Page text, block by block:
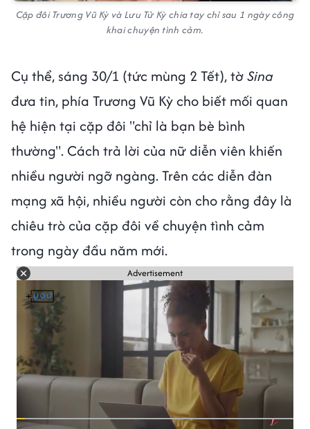
Cặp đôi Trương Vũ Kỳ và Lưu Tử Kỳ chia tay chỉ sau 1 ngày công
khai chuyện tình cảm.
Cụ thể, sáng 30/1 (tức mùng 2 Tết), tờSina
đưa tin, phía Trương Vũ Kỳ cho biết mối quan
hệ hiện tại cặp đôi "chỉ là bạn bè bình
thường". Cách trả lời của nữ diễn viên khiến
nhiều người ngỡ ngàng. Trên các diễn đàn
mạng xã hội, nhiều người còn cho rằng đây là
chiêu trò của cặp đôi về chuyện tình cảm
trong ngày đầu năm mới.
Advertisement